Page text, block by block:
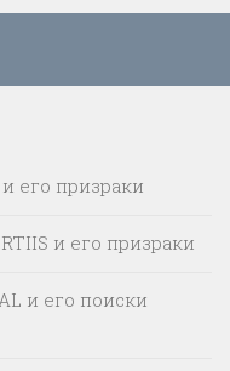
его призраки
и его призраки
и его поиски